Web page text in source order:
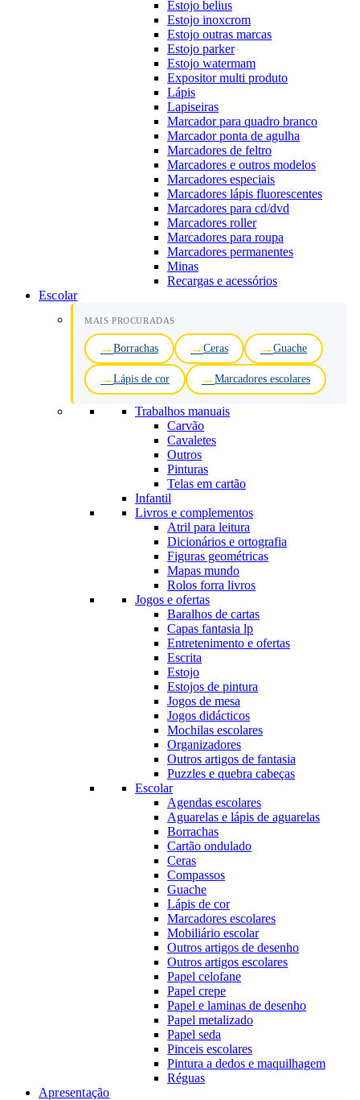
Estojo belius
Estojo inoxcrom
Estojo outras marcas
Estojo parker
Estojo watermam
Expositor multi produto
Lápis
Lapiseiras
Marcador para quadro branco
Marcador ponta de agulha
Marcadores de feltro
Marcadores e outros modelos
Marcadores especiais
Marcadores lápis fluorescentes
Marcadores para cd/dvd
Marcadores roller
Marcadores para roupa
Marcadores permanentes
Minas
Recargas e acessórios
Escolar
MAIS PROCURADAS
Borrachas Ceras Guache
Lápis de cor Marcadores escolares
Trabalhos manuais
Carvão
Cavaletes
Outros
Pinturas
Telas em cartão
Infantil
Livros e complementos
Atril para leitura
Dicionários e ortografia
Figuras geométricas
Mapas mundo
Rolos forra livros
Jogos e ofertas
Baralhos de cartas
Capas fantasia lp
Entretenimento e ofertas
Escrita
Estojo
Estojos de pintura
Jogos de mesa
Jogos didácticos
Mochilas escolares
Organizadores
Outros artigos de fantasia
Puzzles e quebra cabeças
Escolar
Agendas escolares
Aguarelas e lápis de aguarelas
Borrachas
Cartão ondulado
Ceras
Compassos
Guache
Lápis de cor
Marcadores escolares
Mobiliário escolar
Outros artigos de desenho
Outros artigos escolares
Papel celofane
Papel crepe
Papel e laminas de desenho
Papel metalizado
Papel seda
Pinceis escolares
Pintura a dedos e maquilhagem
Réguas
Apresentação